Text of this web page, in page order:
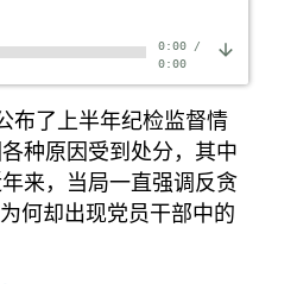
0:00/
0:00
布了上半年纪检监督情
种原因受到处分，其中
来，当局一直强调反贪
何却出现党员干部中的